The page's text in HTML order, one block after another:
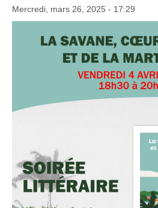
Mercredi, mars 26, 2025 - 17:29